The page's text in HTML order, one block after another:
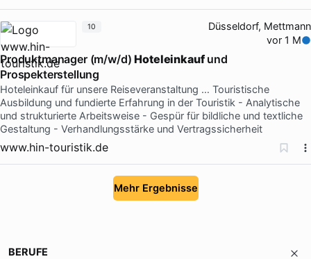
Düsseldorf, Mettmann
vor 1 M
Produktmanager (m/w/d)Hoteleinkaufund
Prospekterstellung
Hoteleinkauf für unsere Reiseveranstaltung … Touristische
Ausbildung und fundierte Erfahrung in der Touristik - Analytische
und strukturierte Arbeitsweise - Gespür für bildliche und textliche
Gestaltung - Verhandlungsstärke und Vertragssicherheit
www.hin-touristik.de
10
Mehr Ergebnisse
BERUFE